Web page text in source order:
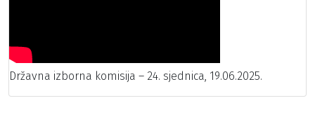
Državna izborna komisija – 24. sjednica, 19.06.2025.